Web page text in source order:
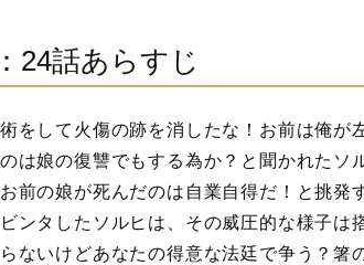
24話あらすじ
をして火傷の跡を消したな！お前は俺が
は娘の復讐でもする為か？と聞かれたソ
前の娘が死んだのは自業自得だ！と挑発
ンタしたソルヒは、その威圧的な様子は
ないけどあなたの得意な法廷で争う？箸